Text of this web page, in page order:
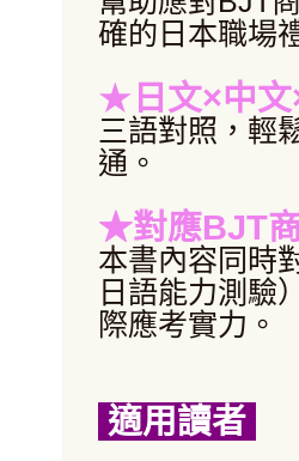
確的日本職場
★ 日文×中
三語對照，輕
通。
★對應BJT
本書內容同時
日語能力測驗
際應考實力。
適用讀者